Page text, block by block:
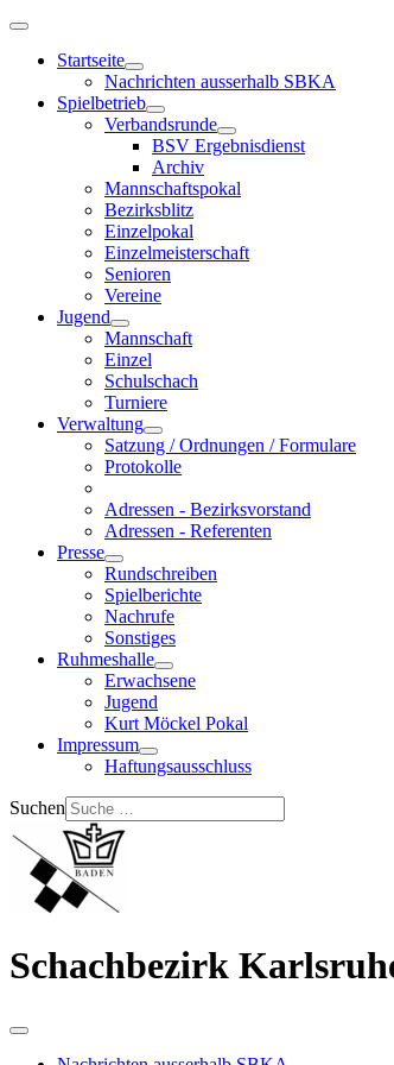
Startseite
Nachrichten ausserhalb SBKA
Spielbetrieb
Verbandsrunde
BSV Ergebnisdienst
Archiv
Mannschaftspokal
Bezirksblitz
Einzelpokal
Einzelmeisterschaft
Senioren
Vereine
Jugend
Mannschaft
Einzel
Schulschach
Turniere
Verwaltung
Satzung / Ordnungen / Formulare
Protokolle
Adressen - Bezirksvorstand
Adressen - Referenten
Presse
Rundschreiben
Spielberichte
Nachrufe
Sonstiges
Ruhmeshalle
Erwachsene
Jugend
Kurt Möckel Pokal
Impressum
Haftungsausschluss
Suchen
Schachbezirk